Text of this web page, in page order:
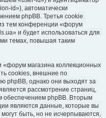
id»), автоматически
phpBB. Третья cookie
тем конференции «форум
и будет использоваться для
темах, повышая таким
магазина коллекционных
cookies, внешние по
phpBB, однако они выходят за
рассмотрение страниц,
обеспечением phpBB. Вторым
являются данные, которые вы
быть, но не исчерпываются,